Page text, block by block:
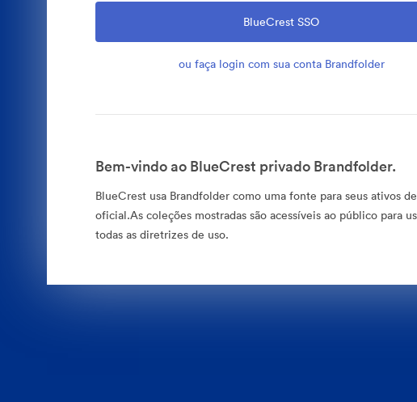
BlueCrest SSO
ou faça login com sua conta Brandfolder
Bem-vindo ao BlueCrest privado Brandfolder.
BlueCrest usa Brandfolder como uma fonte para seus ativos
oficial.As coleções mostradas são acessíveis ao público para
todas as diretrizes de uso.